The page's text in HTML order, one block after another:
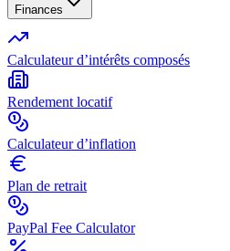
Finances
Calculateur d’intérêts composés
Rendement locatif
Calculateur d’inflation
Plan de retrait
PayPal Fee Calculator